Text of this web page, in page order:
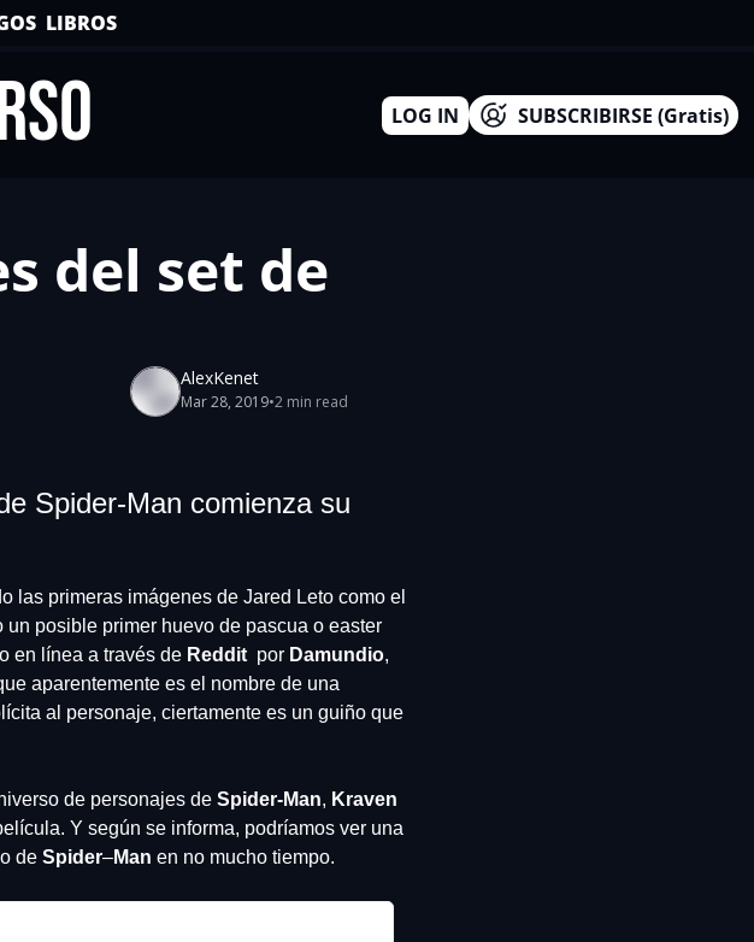
LIBROS
LOG IN SUBSCRIBIRSE (Gratis)
del set de
AlexKenet
Mar 28, 2019•2 min read
Spider-Man comienza su
las primeras imágenes de Jared Leto como el
posible primer huevo de pascua o easter
en línea a través de Reddit por Damundio,
aparentemente es el nombre de una
al personaje, ciertamente es un guiño que
de personajes de Spider-Man,
Y según se informa, podríamos ver una
de Spider–Man en no mucho tiempo.